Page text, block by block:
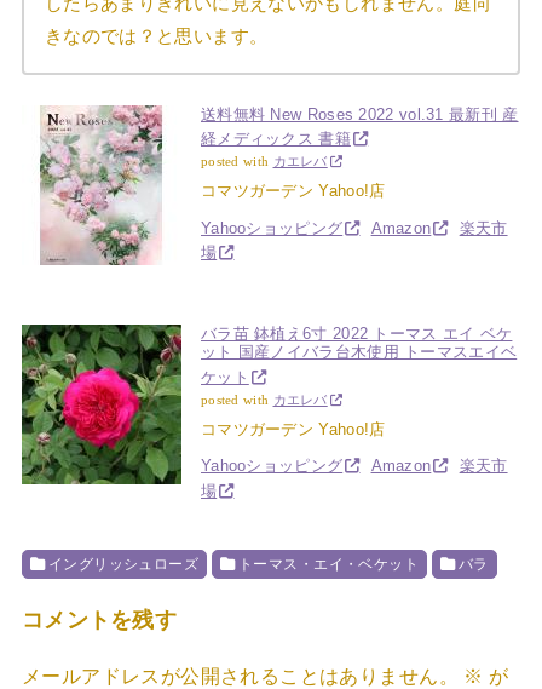
きなのでは？と思います。
送料無料 New Roses 2022 vol.31 最新刊 産
経メディックス 書籍
posted with カエレバ
コマツガーデン Yahoo!店
Yahooショッピング Amazon
楽天市
場
バラ苗 鉢植え6寸 2022 トーマス エイ ベケ
ット 国産ノイバラ台木使用 トーマスエイベ
ケット
posted with カエレバ
コマツガーデン Yahoo!店
Yahooショッピング Amazon
楽天市
場
イングリッシュローズ トーマス・エイ・ベケット バラ
コメントを残す
メールアドレスが公開されることはありません。 ※ が